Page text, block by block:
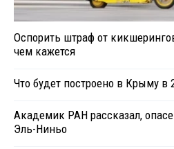
Оспорить штраф от
чем кажется
Что будет построено в Крыму в
Академик РАН рассказал,
Эль-Ниньо